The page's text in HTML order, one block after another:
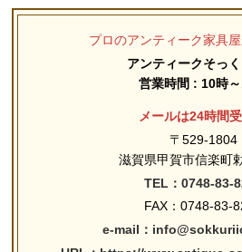
プロのアンティーク家具屋
アンティークそっ
営業時間 : 10時
メールは24時間
〒529-1804
滋賀県甲賀市信楽町
TEL：0748-83-
FAX：0748-83-
e-mail：